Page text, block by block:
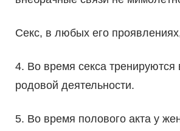
Секс, в любых его
4. Во время секса
родовой деятельности.
5. Во время полового акта у